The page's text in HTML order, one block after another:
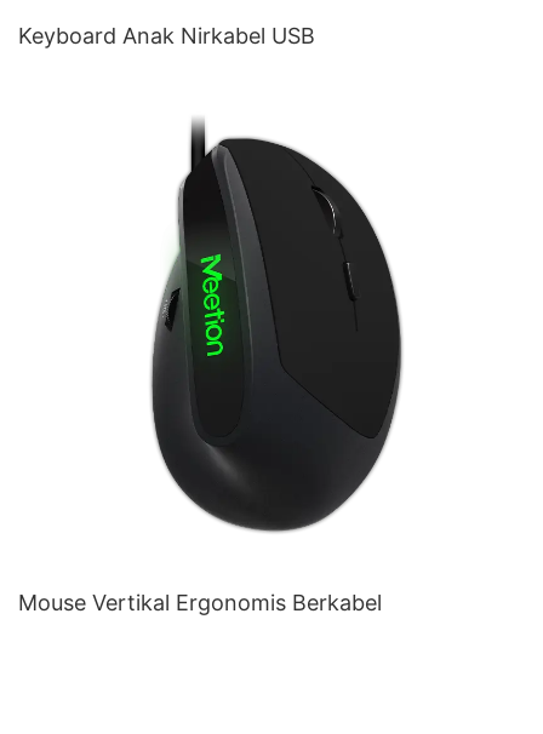
Keyboard Anak Nirkabel USB
Mouse Vertikal Ergonomis Berkabel